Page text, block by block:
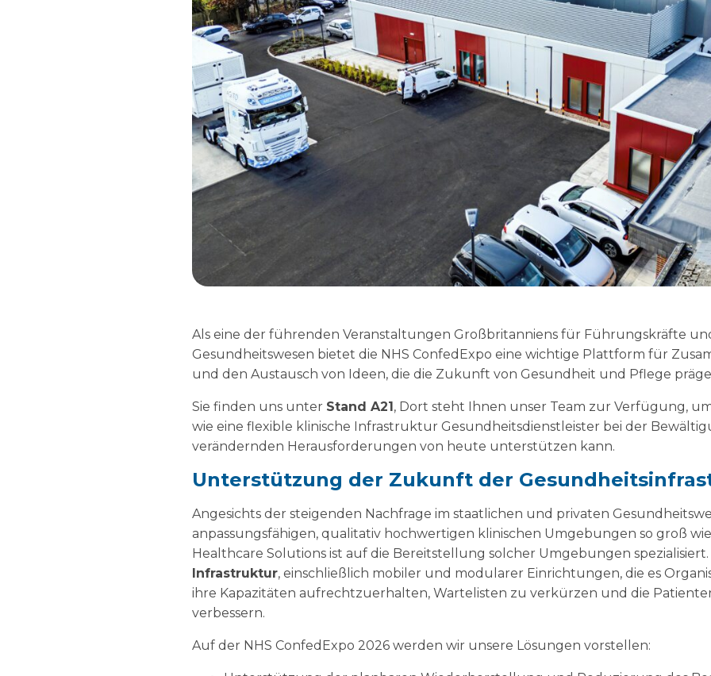
Als eine der führenden Veranstaltungen Großbritanniens für Führungskräfte
Gesundheitswesen bietet die NHS ConfedExpo eine wichtige Plattform für
und den Austausch von Ideen, die die Zukunft von Gesundheit und Pflege
Sie finden uns unter Stand A21, Dort steht Ihnen unser Team zur Verfügung,
wie eine flexible klinische Infrastruktur Gesundheitsdienstleister bei der
verändernden Herausforderungen von heute unterstützen kann.
Unterstützung der Zukunft der
Angesichts der steigenden Nachfrage im staatlichen und privaten
anpassungsfähigen, qualitativ hochwertigen klinischen Umgebungen so groß
Healthcare Solutions ist auf die Bereitstellung solcher Umgebungen spezialisiert.
Infrastruktur, einschließlich mobiler und modularer Einrichtungen, die es
ihre Kapazitäten aufrechtzuerhalten, Wartelisten zu verkürzen und die
verbessern.
Auf der NHS ConfedExpo 2026 werden wir unsere Lösungen vorstellen: